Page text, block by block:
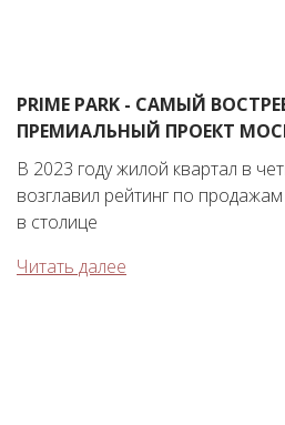
PRIME PARK - САМЫЙ
ПРЕМИАЛЬНЫЙ ПРОЕКТ
В 2023 году жилой квартал в
возглавил рейтинг по
в столице
Читать далее